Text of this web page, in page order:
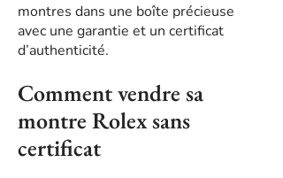
montres dans une boîte précieuse
avec une garantie et un certificat
d’authenticité.
Comment vendre sa
montre Rolex sans
certificat